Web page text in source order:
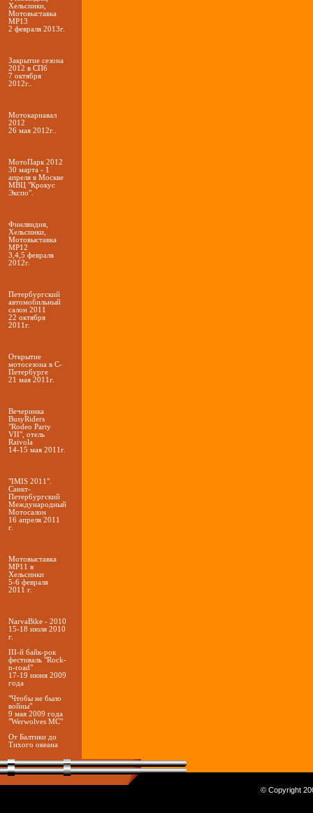
Хельсинки,
Мотовыставка
МР13
2 февраля 2013г.
Закрытие сезона
2012 в СПб
7 октября
2012г..
Мотокарнавал
2012
26 мая 2012г..
МотоПарк 2012
30 марта - 1
апреля в Москве
МВЦ "Крокус
Экспо".
Финляндия,
Хельсинки,
Мотовыставка
МР12
3,4,5 февраля
2012г.
Петербургский
автомобильный
салон 2011
22 октября
2011г.
Открытие
мотосезона в С-
Петербурге
21 мая 2011г.
Вечеринка
BusyRiders
"Rodeo Party
VII", отель
Raivola
14-15 мая 2011г.
"IMIS 2011".
Санкт-
Петербургский
Международный
Мотосалон
16 апреля 2011
г.
Мотовыставка
MP11 в
Хельсинки
5-6 февраля
2011 г.
NarvaBike - 2010
15-18 июля 2010
г.
III-й байк-рок
фестиваль "Rock-
n-road"
17-19 июня 2009
года
"Чтобы не было
войны"
9 мая 2009 года
"Werwolves MC"
От Балтики до
Тихого океана
© Copyright